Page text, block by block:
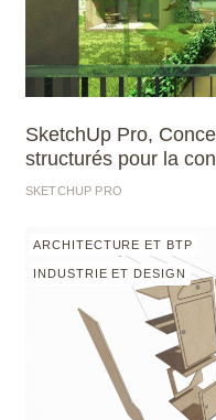
SketchUp Pro,
structurés pour la
SKETCHUP PRO
ARCHITECTURE ET BTP
INDUSTRIE ET DESIGN